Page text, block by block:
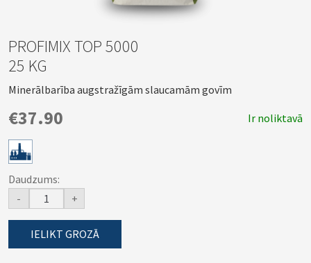
PROFIMIX TOP 5000
25 KG
Minerālbarība augstražīgām slaucamām govīm
€37.90 Ir noliktavā
Daudzums:
-
+
IELIKT GROZĀ